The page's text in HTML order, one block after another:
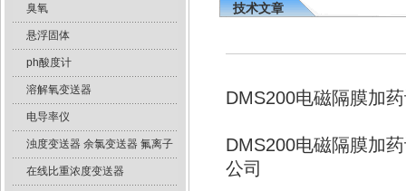
臭氧
悬浮固体
ph酸度计
溶解氧变送器
电导率仪
浊度变送器 余氯变送器 氟离子
在线比重浓度变送器
技术文章
DMS200电磁隔膜加
DMS200电磁隔膜加
公司